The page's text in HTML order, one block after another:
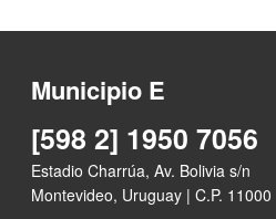
Municipio E
[598 2] 1950 7056
Estadio Charrúa, Av. Bolivia s/n
Montevideo, Uruguay | C.P. 11000